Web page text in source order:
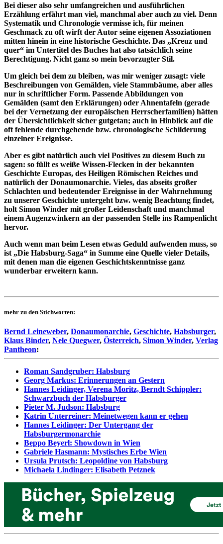
Bei dieser also sehr umfangreichen und ausführlichen
Erzählung erfährt man viel, manchmal aber auch zu viel. Denn
Systematik und Chronologie vermisse ich, für meinen
Geschmack zu oft wirft der Autor seine eigenen Assoziationen
mitten hinein in eine historische Geschichte. Das „Kreuz und
quer“ im Untertitel des Buches hat also tatsächlich seine
Berechtigung. Nicht ganz so mein bevorzugter Stil.
Um gleich bei dem zu bleiben, was mir weniger zusagt: viele
Beschreibungen von Gemälden, viele Stammbäume, aber alles
nur in schriftlicher Form. Passende Abbildungen von
Gemälden (samt den Erklärungen) oder Ahnentafeln (gerade
bei der Vernetzung der europäischen Herrscherfamilien) hätten
der Übersichtlichkeit sicher gutgetan; auch in Hinblick auf die
oft fehlende durchgehende bzw. chronologische Schilderung
einzelner Ereignisse.
Aber es gibt natürlich auch viel Positives zu diesem Buch zu
sagen: so füllt es weiße Wissen-Flecken in der bekannten
Geschichte Europas, des Heiligen Römischen Reiches und
natürlich der Donaumonarchie. Vieles, das abseits großer
Schlachten und bedeutender Ereignisse in der Wahrnehmung
zu unserer Geschichte untergeht bzw. wenig Beachtung findet,
holt Simon Winder mit großer Leidenschaft und manchmal
einem Augenzwinkern an der passenden Stelle ins Rampenlicht
hervor.
Auch wenn man beim Lesen etwas Geduld aufwenden muss, so
ist „Die Habsburg-Saga“ in Summe eine Quelle vieler Details,
mit denen man die eigenen Geschichtskenntnisse ganz
wunderbar erweitern kann.
mehr zu den Stichworten:
Bernd Leineweber, Donaumonarchie, Geschichte, Habsburger,
Klaus Binder, Nele Quegwer, Österreich, Simon Winder, Verlag
Pantheon:
Roman Sandgruber: Habsburg
Georg Markus: Erinnerungen an Gestern
Hannes Leidinger, Verena Moritz, Berndt Schippler:
Schwarzbuch der Habsburger
Pieter M. Judson: Habsburg
Katrin Unterreiner: Meinetwegen kann er gehen
Hannes Leidinger: Der Untergang der
Habsburgermonarchie
Beppo Beyerl: Showdown in Wien
Gabriele Hasmann: Mystisches Erbe Wien
Ursula Prutsch: Leopoldine von Habsburg
Michaela Lindinger: Elisabeth Petznek